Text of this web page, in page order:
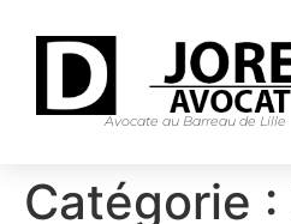
Avocate au Barreau de Lille
Catégorie :